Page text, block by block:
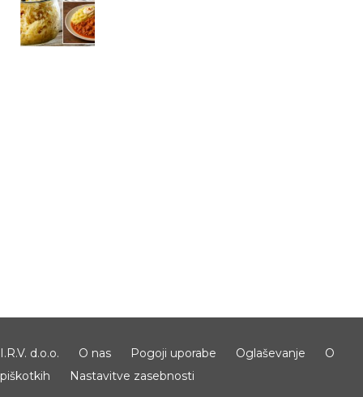
I.R.V. d.o.o. O nas Pogoji uporabe Oglaševanje
O
piškotkih
Nastavitve zasebnosti